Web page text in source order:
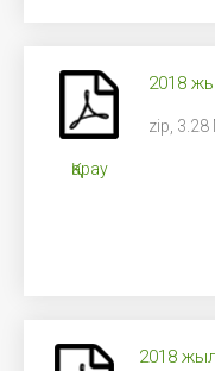
Қарау
2018
zip, 3.28
2018